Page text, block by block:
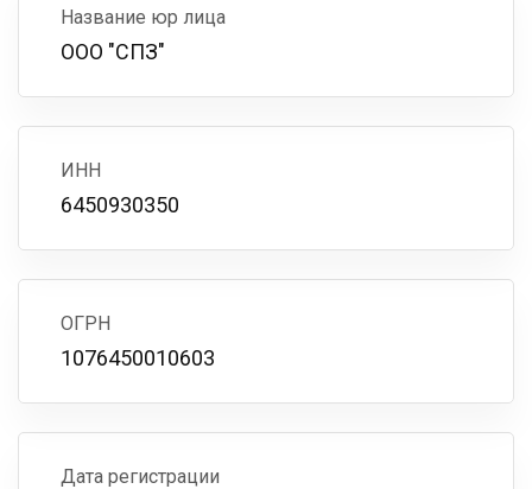
Название юр лица
ООО "СПЗ"
ИНН
6450930350
ОГРН
1076450010603
Дата регистрации